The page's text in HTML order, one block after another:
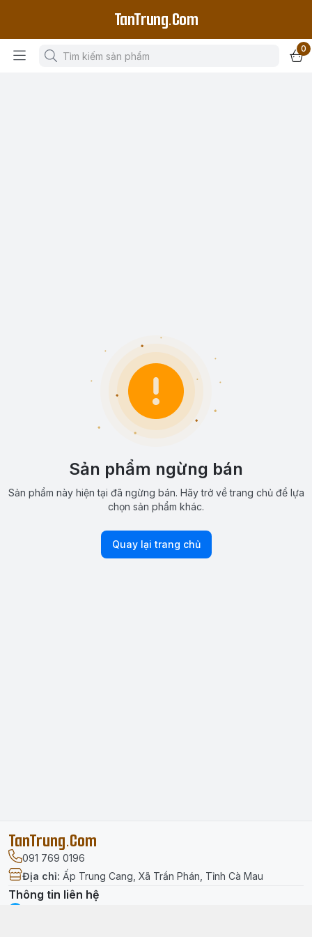
TanTrung.Com
0
Sản phẩm ngừng bán
Sản phẩm này hiện tại đã ngừng bán. Hãy trở về trang chủ để lựa
chọn sản phẩm khác.
Quay lại trang chủ
TanTrung.Com
091 769 0196
Địa chỉ: Ấp Trung Cang, Xã Trần Phán, Tỉnh Cà Mau
Thông tin liên hệ